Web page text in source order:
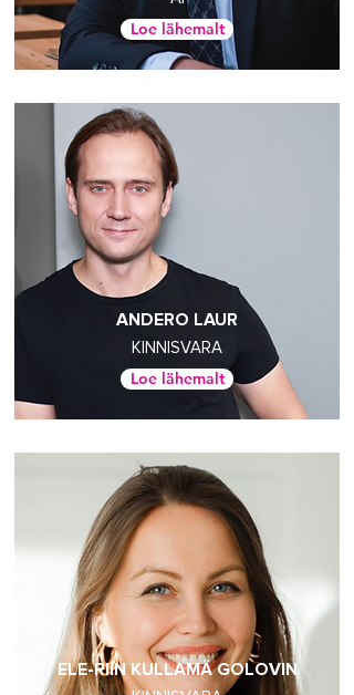
Loe lähemalt
KINNISVARA
ANDERO LAUR
Loe lähemalt
ELE-RIIN KULLAMÄ GOLOVIN